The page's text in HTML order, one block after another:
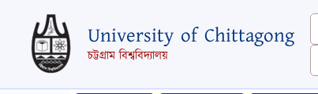
content
University of Chittagong
চট্টগ্রাম বিশ্ববিদ্যালয়